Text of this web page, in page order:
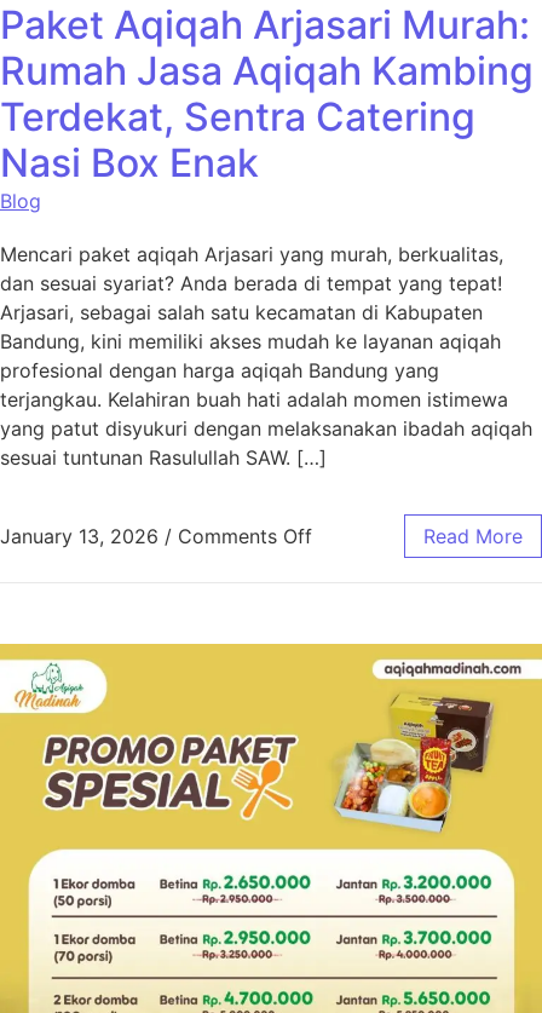
Paket Aqiqah Arjasari Murah:
Rumah Jasa Aqiqah Kambing
Terdekat, Sentra Catering
Nasi Box Enak
Blog
Mencari paket aqiqah Arjasari yang murah, berkualitas,
dan sesuai syariat? Anda berada di tempat yang tepat!
Arjasari, sebagai salah satu kecamatan di Kabupaten
Bandung, kini memiliki akses mudah ke layanan aqiqah
profesional dengan harga aqiqah Bandung yang
terjangkau. Kelahiran buah hati adalah momen istimewa
yang patut disyukuri dengan melaksanakan ibadah aqiqah
sesuai tuntunan Rasulullah SAW. […]
January 13, 2026 / Comments Off Read More